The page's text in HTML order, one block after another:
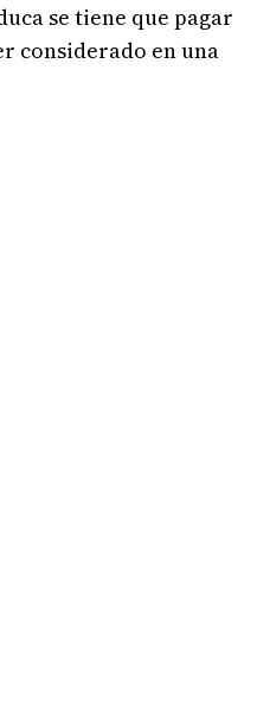
se tiene que pagar
considerado en una